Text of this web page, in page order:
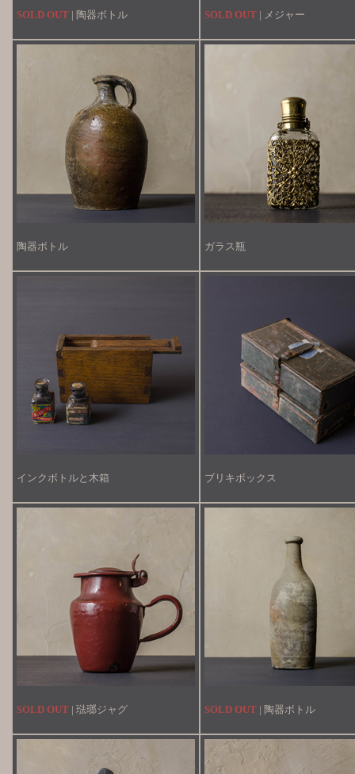
SOLD OUT | 陶器ボトル SOLD OUT | メジャー
陶器ボトル ガラス瓶
インクボトルと木箱 ブリキボックス
SOLD OUT | 琺瑯ジャグ SOLD OUT | 陶器ボトル